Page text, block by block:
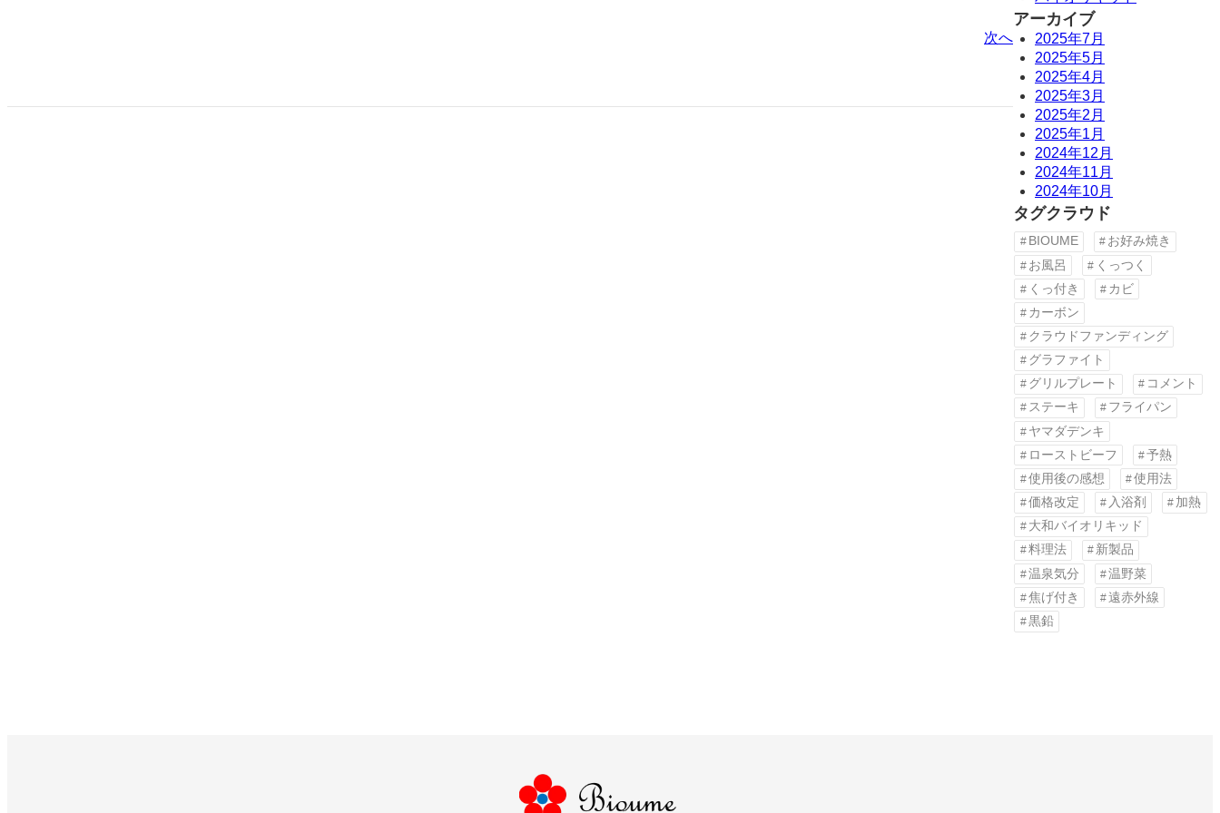
次へ
アーカイブ
2025年7月
2025年5月
2025年4月
2025年3月
2025年2月
2025年1月
2024年12月
2024年11月
2024年10月
タグクラウド
BIOUME
お好み焼き
お風呂
くっつく
くっ付き
カビ
カーボン
クラウドファンディング
グラファイト
グリルプレート
コメント
ステーキ
フライパン
ヤマダデンキ
ローストビーフ
予熱
使用後の感想
使用法
価格改定
入浴剤
加熱
大和バイオリキッド
料理法
新製品
温泉気分
温野菜
焦げ付き
遠赤外線
黒鉛